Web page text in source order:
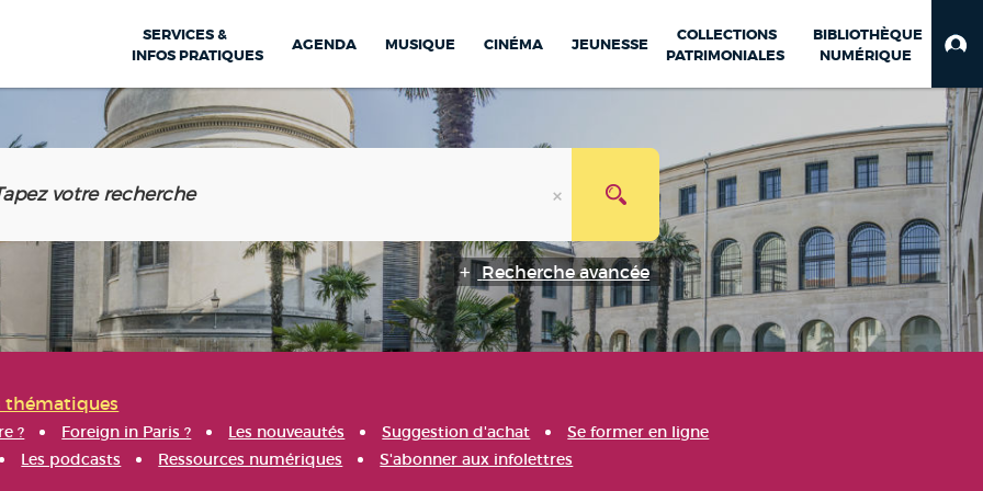
SERVICES &
INFOS PRATIQUES
AGENDA MUSIQUE CINÉMA JEUNESSE
COLLECTIONS
PATRIMONIALES
BIBLIOTHÈQUE
NUMÉRIQUE
Recherche avancée
thématiques
? Foreign in Paris ? Les nouveautés Suggestion d'achat
Se former en ligne
Les podcasts Ressources numériques S'abonner aux infolettres